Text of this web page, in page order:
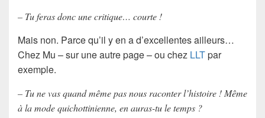
– Tu feras donc une critique… courte !
Mais non. Parce qu’il y en a d’excellentes ailleurs…
Chez Mu – sur une autre page – ou chez LLTpar
exemple.
– Tu ne vas quand même pas nous raconter l’histoire ! Même
à la mode quichottinienne, en auras-tu le temps ?